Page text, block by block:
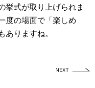
挙式が取り上げられま
度の場面で「楽しめ
ありますね。